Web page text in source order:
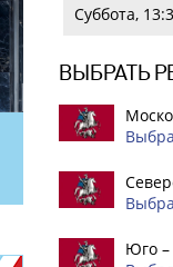
Суббота,
ВЫБРАТЬ
Юго –